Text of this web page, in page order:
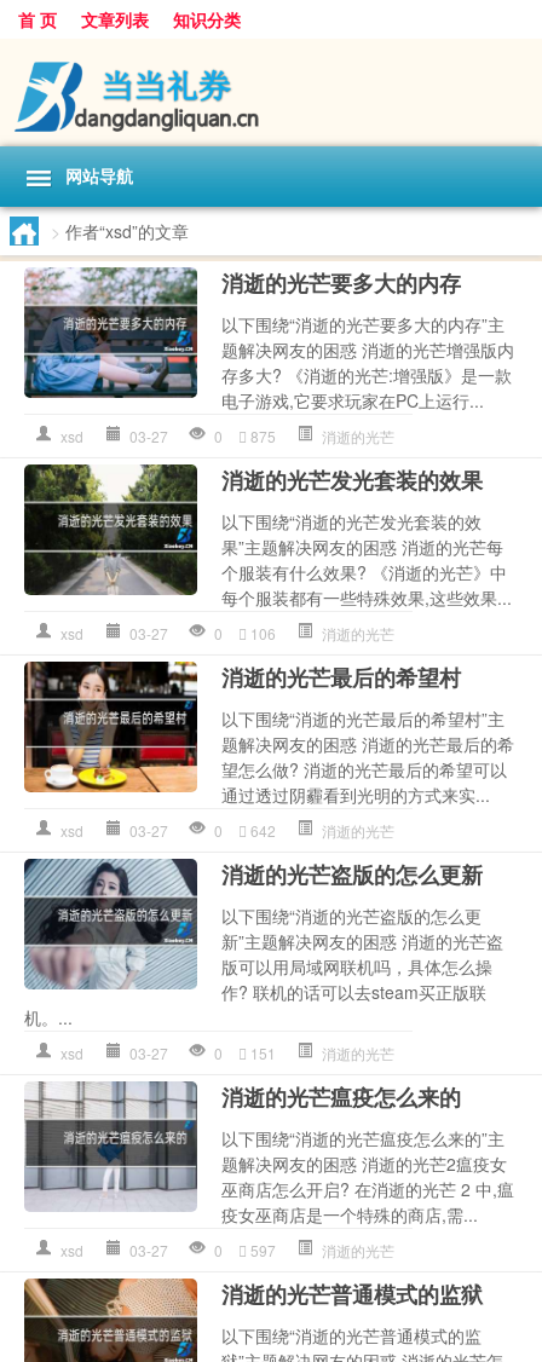
首 页 文章列表 知识分类
网站导航
> 作者“xsd”的文章
消逝的光芒要多大的内存
以下围绕“消逝的光芒要多大的内存”主
题解决网友的困惑 消逝的光芒增强版内
存多大? 《消逝的光芒:增强版》是一款
电子游戏,它要求玩家在PC上运行...
xsd 03-27 0 875 消逝的光芒
消逝的光芒发光套装的效果
以下围绕“消逝的光芒发光套装的效
果”主题解决网友的困惑 消逝的光芒每
个服装有什么效果? 《消逝的光芒》中
每个服装都有一些特殊效果,这些效果...
xsd 03-27 0 106 消逝的光芒
消逝的光芒最后的希望村
以下围绕“消逝的光芒最后的希望村”主
题解决网友的困惑 消逝的光芒最后的希
望怎么做? 消逝的光芒最后的希望可以
通过透过阴霾看到光明的方式来实...
xsd 03-27 0 642 消逝的光芒
消逝的光芒盗版的怎么更新
以下围绕“消逝的光芒盗版的怎么更
新”主题解决网友的困惑 消逝的光芒盗
版可以用局域网联机吗，具体怎么操
作? 联机的话可以去steam买正版联
机。...
xsd 03-27 0 151 消逝的光芒
消逝的光芒瘟疫怎么来的
以下围绕“消逝的光芒瘟疫怎么来的”主
题解决网友的困惑 消逝的光芒2瘟疫女
巫商店怎么开启? 在消逝的光芒 2 中,瘟
疫女巫商店是一个特殊的商店,需...
xsd 03-27 0 597 消逝的光芒
消逝的光芒普通模式的监狱
以下围绕“消逝的光芒普通模式的监